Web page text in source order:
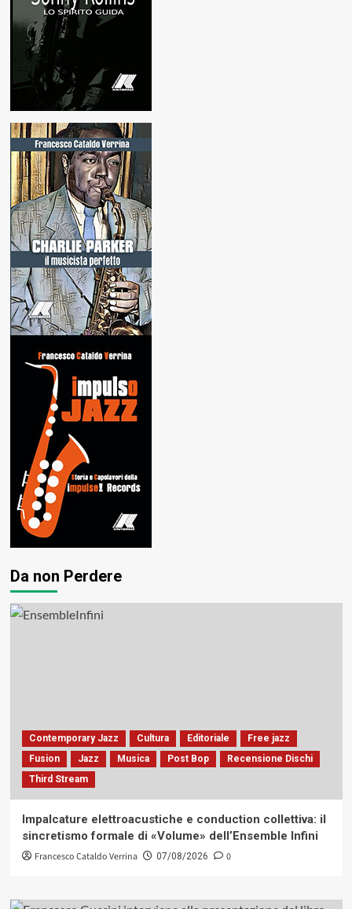
Da non Perdere
Contemporary Jazz Cultura Editoriale
Free jazz
Fusion
Jazz Musica Post Bop
Recensione Dischi
Third Stream
Impalcature elettroacustiche e conduction collettiva: il
sincretismo formale di «Volume» dell’Ensemble Infini
Francesco Cataldo Verrina 07/08/2026 0